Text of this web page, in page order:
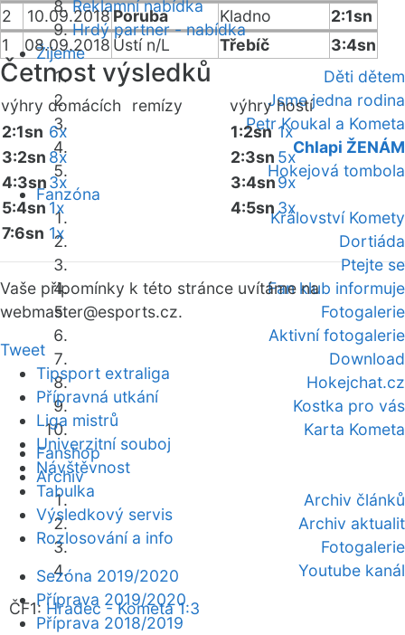
Reklamní nabídka
Hrdý partner - nabídka
Žijeme
Děti dětem
Jsme jedna rodina
Petr Koukal a Kometa
Chlapi ŽENÁM
Hokejová tombola
Fanzóna
Království Komety
Dortiáda
Ptejte se
Fan klub informuje
Fotogalerie
Aktivní fotogalerie
Download
Hokejchat.cz
Kostka pro vás
Karta Kometa
Fanshop
Archiv
Archiv článků
Archiv aktualit
Fotogalerie
Youtube kanál
ČF1: Hradec - Kometa 1:3
2
10.09.2018Poruba Kladno
2:1sn
1
08.09.2018 Ústí n/L Třebíč 3:4sn
Četnost výsledků
výhry domácích remízy výhry hostí
2:1sn 6x
3:2sn 8x
4:3sn3x
5:4sn 1x
7:6sn 1x
1:2sn 1x
2:3sn 5x
3:4sn9x
4:5sn3x
Vaše připomínky k této stránce uvítáme na
webmaster@esports.cz.
Tweet
Tipsport extraliga
Přípravná utkání
Liga mistrů
Univerzitní souboj
Návštěvnost
Tabulka
Výsledkový servis
Rozlosování a info
Sezóna 2019/2020
Příprava 2019/2020
Příprava 2018/2019